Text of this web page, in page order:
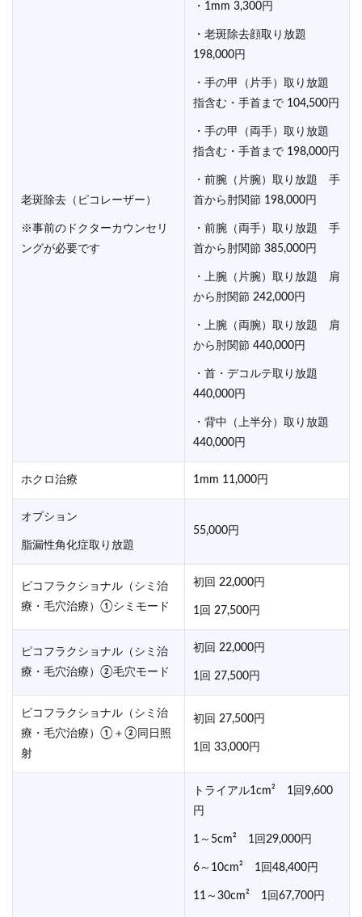
老斑除去（ピコレーザー）
※事前のドクターカウンセリ
ングが必要です
・1mm 3,300円
・老斑除去顔取り放題
198,000円
・手の甲（片手）取り放題
指含む・手首まで 104,500円
・手の甲（両手）取り放題
指含む・手首まで 198,000円
・前腕（片腕）取り放題 手
首から肘関節 198,000円
・前腕（両手）取り放題 手
首から肘関節 385,000円
・上腕（片腕）取り放題 肩
から肘関節 242,000円
・上腕（両腕）取り放題 肩
から肘関節 440,000円
・首・デコルテ取り放題
440,000円
・背中（上半分）取り放題
440,000円
ホクロ治療 1mm 11,000円
オプション
脂漏性角化症取り放題
55,000円
ピコフラクショナル（シミ治
療・毛穴治療）①シミモード
初回 22,000円
1回 27,500円
ピコフラクショナル（シミ治
療・毛穴治療）②毛穴モード
初回 22,000円
1回 27,500円
ピコフラクショナル（シミ治
療・毛穴治療）①＋②同日照
射
初回 27,500円
1回 33,000円
トライアル1cm² 1回9,600
円
1～5cm² 1回29,000円
6～10cm² 1回48,400円
11～30cm² 1回67,700円